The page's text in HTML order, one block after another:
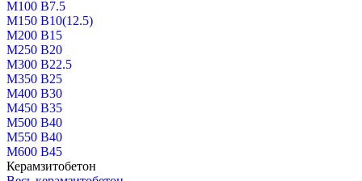
М100 В7.5
М150 В10(12.5)
М200 В15
М250 В20
М300 В22.5
М350 В25
М400 В30
М450 В35
М500 В40
М550 В40
М600 В45
Керамзитобетон